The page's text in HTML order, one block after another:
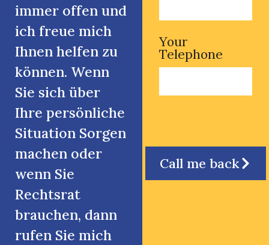
immer offen und
ich freue mich
Ihnen helfen zu
können. Wenn
Sie sich über
Ihre persönliche
Situation Sorgen
machen oder
wenn Sie
Rechtsrat
brauchen, dann
rufen Sie mich
Your
Telephone
Call me back